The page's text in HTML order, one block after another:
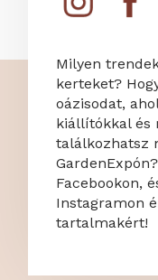
Milyen
kerteket?
oázisodat,
kiállítókkal és
találkozhatsz
Facebookon,
Instagramon
tartalmakért!